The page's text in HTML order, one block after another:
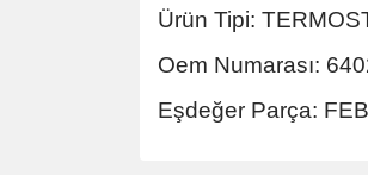
Ürün Tipi:
Oem Numarası:
Eşdeğer Parça: